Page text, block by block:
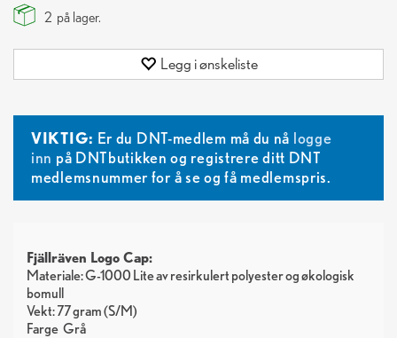
2 på lager.
Legg i ønskeliste
VIKTIG: Er du DNT-medlem må du nå logge
inn på DNTbutikken og registrere ditt DNT
medlemsnummer for å se og få medlemspris.
Fjällräven Logo Cap:
Materiale: G-1000 Lite av resirkulert polyester og økologisk
bomull
Vekt: 77 gram (S/M)
Farge Grå